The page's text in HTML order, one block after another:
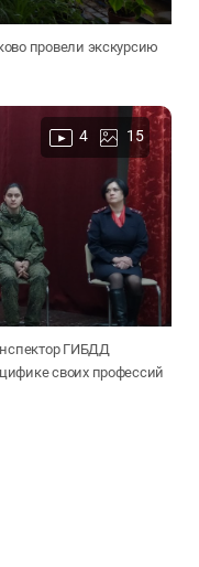
провели экскурсию
4 15
ГИБДД
своих профессий